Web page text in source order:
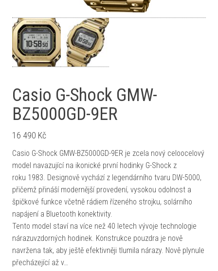
Casio G-Shock GMW-
BZ5000GD-9ER
16 490 Kč
Casio G-Shock GMW-BZ5000GD-9ER je zcela nový celoocelový
model navazující na ikonické první hodinky G-Shock z
roku 1983. Designově vychází z legendárního tvaru DW-5000,
přičemž přináší modernější provedení, vysokou odolnost a
špičkové funkce včetně rádiem řízeného strojku, solárního
napájení a Bluetooth konektivity.
Tento model staví na více než 40 letech vývoje technologie
nárazuvzdorných hodinek. Konstrukce pouzdra je nově
navržena tak, aby ještě efektivněji tlumila nárazy. Nově plynule
přecházející až v…